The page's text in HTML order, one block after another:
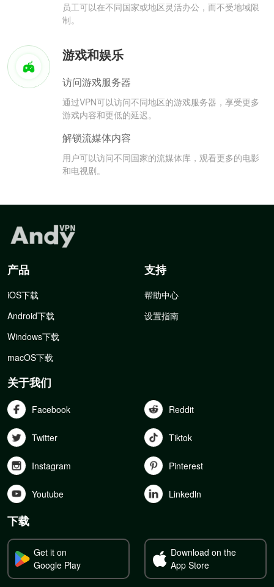
员工可以在不同国家或地区灵活办公，而不受地域限
制。
游戏和娱乐
访问游戏服务器
通过VPN可以访问不同地区的游戏服务器，享受更多
游戏内容和更低的延迟。
解锁流媒体内容
用户可以访问不同国家的流媒体库，观看更多的电影
和电视剧。
产品
iOS下载
Android下载
Windows下载
macOS下载
支持
帮助中心
设置指南
关于我们
Facebook Reddit
Twitter Tiktok
Instagram Pinterest
Youtube Linkedln
下载
Get it on
Google Play
Download on the
App Store